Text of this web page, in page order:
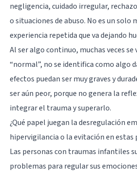
negligencia, cuidado irregular,
o situaciones de abuso. No es un solo
experiencia repetida que va dejando
Al ser algo continuo, muchas veces se
“normal”, no se identifica como algo
efectos puedan ser muy graves y
ser aún peor, porque no genera la
integrar el trauma y superarlo.
¿Qué papel juegan la desregulación
hipervigilancia o la evitación en estas
Las personas con traumas infantiles
problemas para regular sus